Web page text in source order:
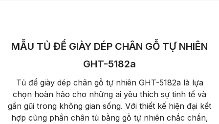
MẪU TỦ ĐỂ GIÀY DÉP CHÂN GỖ TỰ NHIÊN
GHT-5182a
Tủ để giày dép chân gỗ tự nhiên GHT-5182a là lựa
chọn hoàn hảo cho những ai yêu thích sự tinh tế và
gần gũi trong không gian sống. Với thiết kế hiện đại kết
hợp cùng phần chân tủ bằng gỗ tự nhiên chắc chắn,